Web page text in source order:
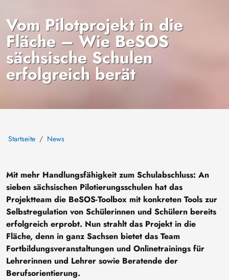
Vom Pilotprojekt in die
Fläche – Wie BeSOS
sächsische Schulen
erfolgreich berät
Startseite News
Mit mehr Handlungsfähigkeit zum Schulabschluss: An
sieben sächsischen Pilotierungsschulen hat das
Projektteam die BeSOS-Toolbox mit konkreten Tools zur
Selbstregulation von Schülerinnen und Schülern bereits
erfolgreich erprobt. Nun strahlt das Projekt in die
Fläche, denn in ganz Sachsen bietet das Team
Fortbildungsveranstaltungen und Onlinetrainings für
Lehrerinnen und Lehrer sowie Beratende der
Berufsorientierung.